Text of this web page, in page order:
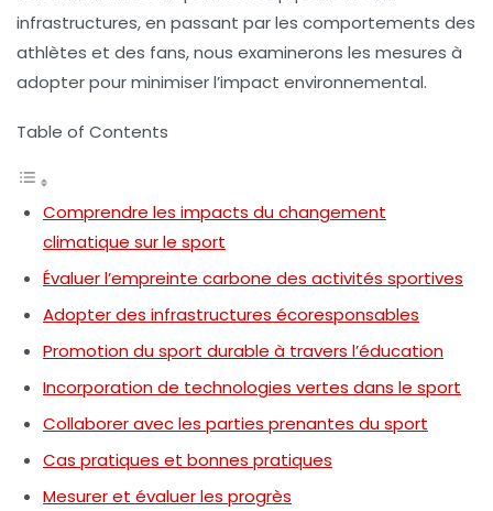
infrastructures, en passant par les comportements des
athlètes et des fans, nous examinerons les mesures à
adopter pour minimiser l’impact environnemental.
Table of Contents
Comprendre les impacts du changement
climatique sur le sport
Évaluer l’empreinte carbone des activités sportives
Adopter des infrastructures écoresponsables
Promotion du sport durable à travers l’éducation
Incorporation de technologies vertes dans le sport
Collaborer avec les parties prenantes du sport
Cas pratiques et bonnes pratiques
Mesurer et évaluer les progrès